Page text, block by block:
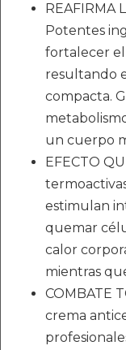
REAFIRMA
Potentes
fortalecer el
resultando
compacta.
un cuerpo
EFECTO
estimulan
quemar
calor
mientras
COMBATE
crema